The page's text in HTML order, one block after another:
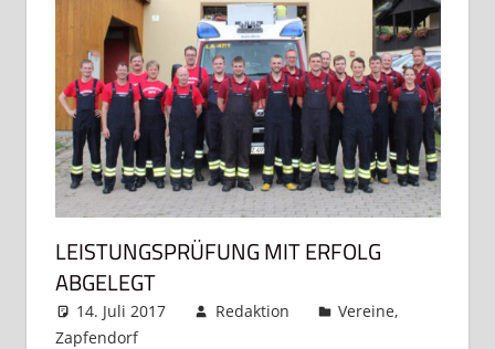
LEISTUNGSPRÜFUNG MIT ERFOLG
ABGELEGT
14. Juli 2017 Redaktion Vereine,
Zapfendorf